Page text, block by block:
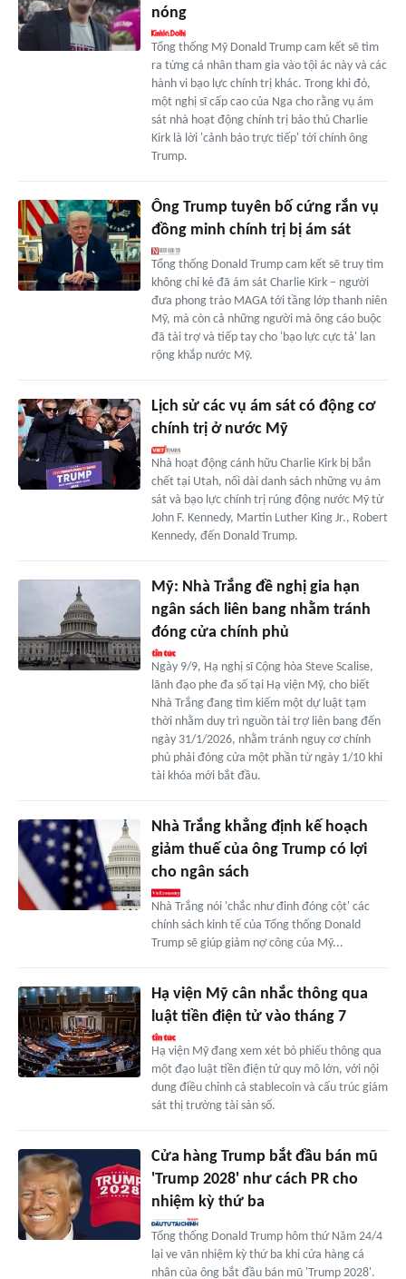
nóng
Tổng thống Mỹ Donald Trump cam kết sẽ tìm
ra từng cá nhân tham gia vào tội ác này và các
hành vi bạo lực chính trị khác. Trong khi đó,
một nghị sĩ cấp cao của Nga cho rằng vụ ám
sát nhà hoạt động chính trị bảo thủ Charlie
Kirk là lời 'cảnh báo trực tiếp' tới chính ông
Trump.
Ông Trump tuyên bố cứng rắn vụ
đồng minh chính trị bị ám sát
Tổng thống Donald Trump cam kết sẽ truy tìm
không chỉ kẻ đã ám sát Charlie Kirk – người
đưa phong trào MAGA tới tầng lớp thanh niên
Mỹ, mà còn cả những người mà ông cáo buộc
đã tài trợ và tiếp tay cho 'bạo lực cực tả' lan
rộng khắp nước Mỹ.
Lịch sử các vụ ám sát có động cơ
chính trị ở nước Mỹ
Nhà hoạt động cánh hữu Charlie Kirk bị bắn
chết tại Utah, nối dài danh sách những vụ ám
sát và bạo lực chính trị rúng động nước Mỹ từ
John F. Kennedy, Martin Luther King Jr., Robert
Kennedy, đến Donald Trump.
Mỹ: Nhà Trắng đề nghị gia hạn
ngân sách liên bang nhằm tránh
đóng cửa chính phủ
Ngày 9/9, Hạ nghị sĩ Cộng hòa Steve Scalise,
lãnh đạo phe đa số tại Hạ viện Mỹ, cho biết
Nhà Trắng đang tìm kiếm một dự luật tạm
thời nhằm duy trì nguồn tài trợ liên bang đến
ngày 31/1/2026, nhằm tránh nguy cơ chính
phủ phải đóng cửa một phần từ ngày 1/10 khi
tài khóa mới bắt đầu.
Nhà Trắng khẳng định kế hoạch
giảm thuế của ông Trump có lợi
cho ngân sách
Nhà Trắng nói 'chắc như đinh đóng cột' các
chính sách kinh tế của Tổng thống Donald
Trump sẽ giúp giảm nợ công của Mỹ...
Hạ viện Mỹ cân nhắc thông qua
luật tiền điện tử vào tháng 7
Hạ viện Mỹ đang xem xét bỏ phiếu thông qua
một đạo luật tiền điện tử quy mô lớn, với nội
dung điều chỉnh cả stablecoin và cấu trúc giám
sát thị trường tài sản số.
Cửa hàng Trump bắt đầu bán mũ
'Trump 2028' như cách PR cho
nhiệm kỳ thứ ba
Tổng thống Donald Trump hôm thứ Năm 24/4
lại ve vãn nhiệm kỳ thứ ba khi cửa hàng cá
nhân của ông bắt đầu bán mũ 'Trump 2028'.